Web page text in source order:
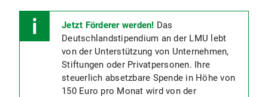
Jetzt Förderer werden! Das
Deutschlandstipendium an der LMU lebt
von der Unterstützung von Unternehmen,
Stiftungen oder Privatpersonen. Ihre
steuerlich absetzbare Spende in Höhe von
150 Euro pro Monat wird von der